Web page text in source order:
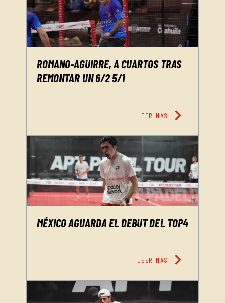
ROMANO-AGUIRRE, A CUARTOS TRAS
REMONTAR UN 6/2 5/1
LEER MÁS chevron_right
MÉXICO AGUARDA EL DEBUT DEL TOP4
LEER MÁS chevron_right